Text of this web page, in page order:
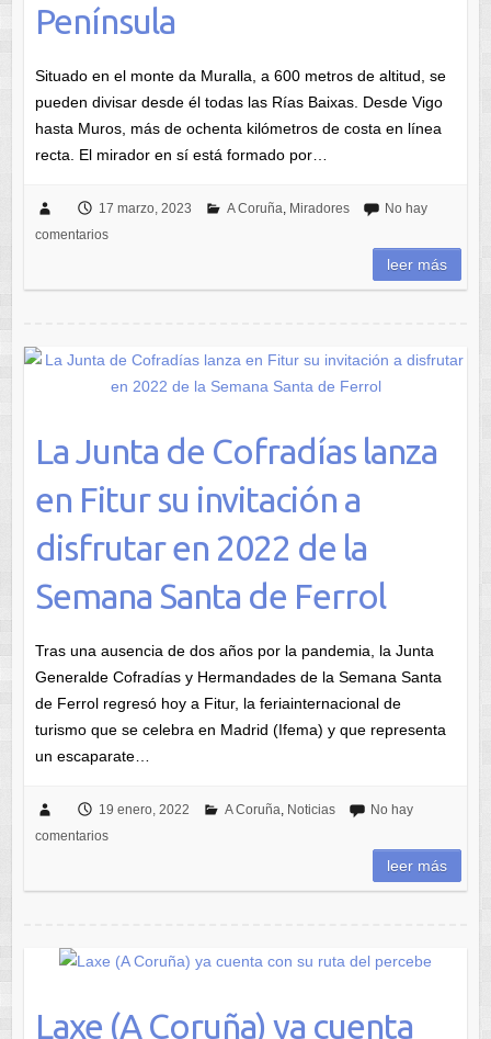
Península
Situado en el monte da Muralla, a 600 metros de altitud, se
pueden divisar desde él todas las Rías Baixas. Desde Vigo
hasta Muros, más de ochenta kilómetros de costa en línea
recta. El mirador en sí está formado por…
17 marzo, 2023 A Coruña, Miradores
No hay
comentarios
leer más
La Junta de Cofradías lanza
en Fitur su invitación a
disfrutar en 2022 de la
Semana Santa de Ferrol
Tras una ausencia de dos años por la pandemia, la Junta
Generalde Cofradías y Hermandades de la Semana Santa
de Ferrol regresó hoy a Fitur, la feriainternacional de
turismo que se celebra en Madrid (Ifema) y que representa
un escaparate…
19 enero, 2022 A Coruña, Noticias
No hay
comentarios
leer más
Laxe (A Coruña) ya cuenta